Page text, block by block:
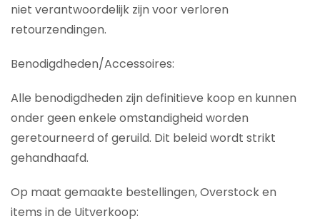
niet verantwoordelijk zijn voor verloren
retourzendingen.
Benodigdheden/Accessoires:
Alle benodigdheden zijn definitieve koop en kunnen
onder geen enkele omstandigheid worden
geretourneerd of geruild. Dit beleid wordt strikt
gehandhaafd.
Op maat gemaakte bestellingen, Overstock en
items in de Uitverkoop: